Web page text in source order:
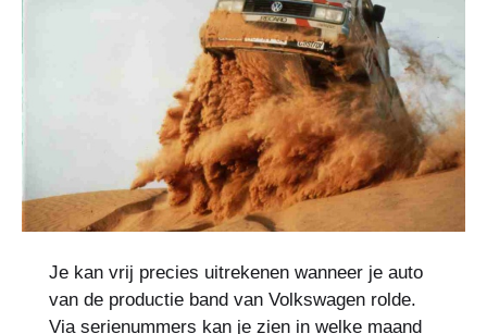
Je kan vrij precies uitrekenen wanneer je auto
van de productie band van Volkswagen rolde.
Via serienummers kan je zien in welke maand